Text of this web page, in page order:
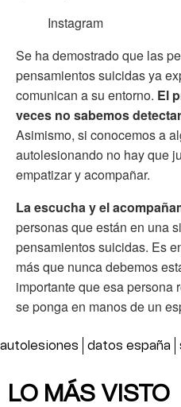
Instagram
Se ha demostrado que las
pensamientos suicidas ya
comunican a su entorno. El
veces no sabemos
Asimismo, si conocemos a
autolesionando no hay que
empatizar y acompañar.
La escucha y el
personas que están en una
pensamientos suicidas. Es
más que nunca debemos
importante que esa
se ponga en manos de un
autolesiones datos españa
LO MÁS VISTO